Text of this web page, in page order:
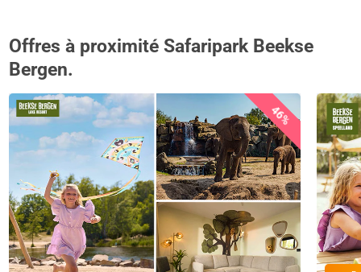
Offres à proximité Safaripark Beekse
Bergen.
46%